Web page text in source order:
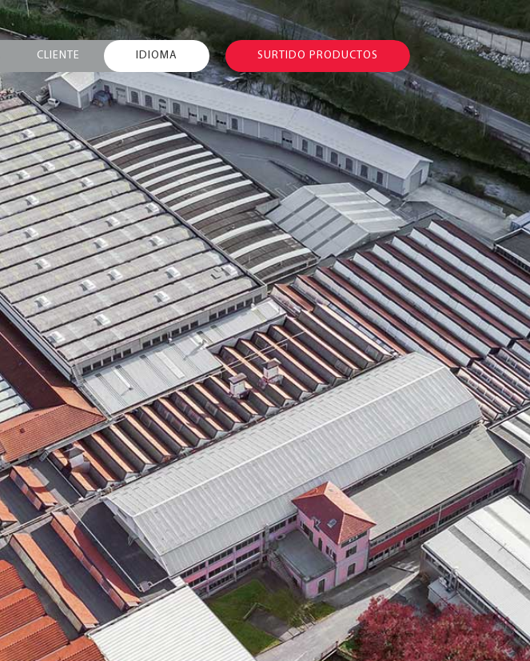
CLIENTE IDIOMA SURTIDO PRODUCTOS